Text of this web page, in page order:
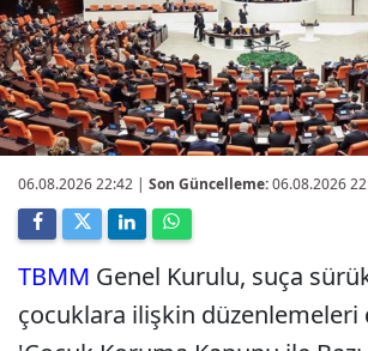
06.08.2026 22:42 | Son Güncelleme:06.08.2026
TBMM Genel Kurulu, suça
çocuklara ilişkin düzenlemeleri